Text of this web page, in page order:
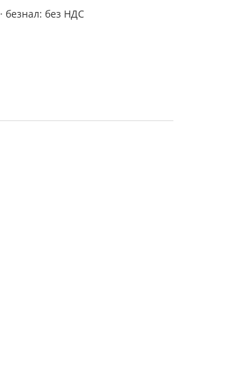
· безнал: без НДС